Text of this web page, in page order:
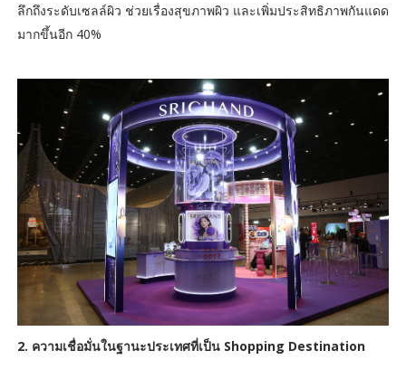
ลึกถึงระดับเซลล์ผิว ช่วยเรื่องสุขภาพผิว และเพิ่มประสิทธิภาพกันแดด
มากขึ้นอีก 40%
2. ความเชื่อมั่นในฐานะประเทศที่เป็น Shopping Destination